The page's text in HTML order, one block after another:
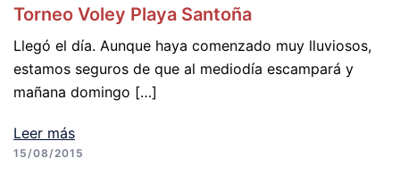
Torneo Voley Playa Santoña
Llegó el día. Aunque haya comenzado muy lluviosos,
estamos seguros de que al mediodía escampará y
mañana domingo […]
Leer más
15/08/2015